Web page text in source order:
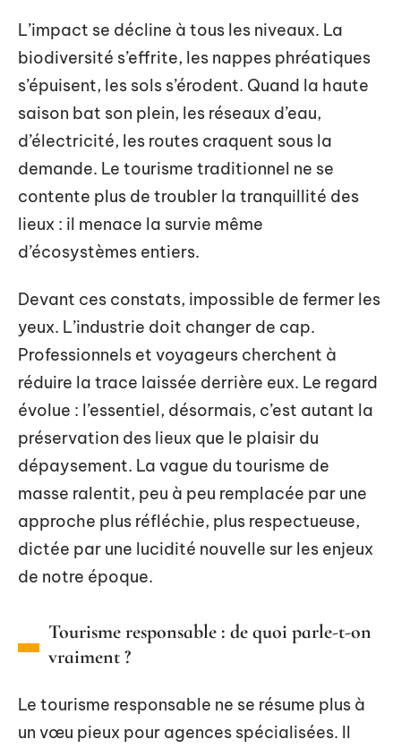
L’impact se décline à tous les niveaux. La
biodiversité s’effrite, les nappes phréatiques
s’épuisent, les sols s’érodent. Quand la haute
saison bat son plein, les réseaux d’eau,
d’électricité, les routes craquent sous la
demande. Le tourisme traditionnel ne se
contente plus de troubler la tranquillité des
lieux : il menace la survie même
d’écosystèmes entiers.
Devant ces constats, impossible de fermer les
yeux. L’industrie doit changer de cap.
Professionnels et voyageurs cherchent à
réduire la trace laissée derrière eux. Le regard
évolue : l’essentiel, désormais, c’est autant la
préservation des lieux que le plaisir du
dépaysement. La vague du tourisme de
masse ralentit, peu à peu remplacée par une
approche plus réfléchie, plus respectueuse,
dictée par une lucidité nouvelle sur les enjeux
de notre époque.
Tourisme responsable : de quoi parle-t-on
vraiment ?
Le tourisme responsable ne se résume plus à
un vœu pieux pour agences spécialisées. Il